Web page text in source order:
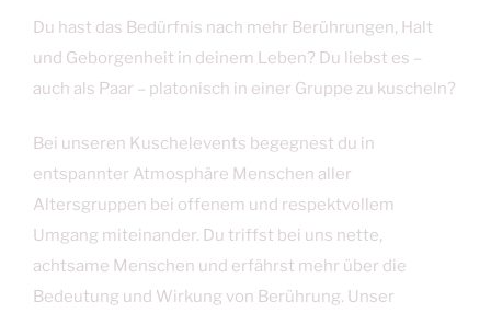
Du hast das Bedürfnis nach mehr Berührungen, Halt
und Geborgenheit in deinem Leben? Du liebst es –
auch als Paar – platonisch in einer Gruppe zu kuscheln?
Bei unseren Kuschelevents begegnest du in
entspannter Atmosphäre Menschen aller
Altersgruppen bei offenem und respektvollem
Umgang miteinander. Du triffst bei uns nette,
achtsame Menschen und erfährst mehr über die
Bedeutung und Wirkung von Berührung. Unser